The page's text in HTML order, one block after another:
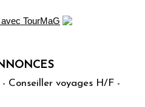
Conseiller voyages H/F -